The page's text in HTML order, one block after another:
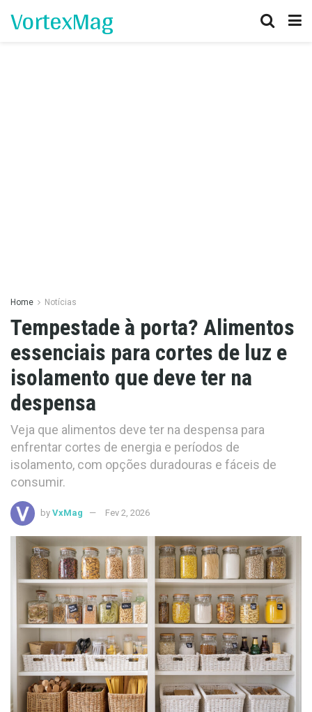
VortexMag
Home Notícias
Tempestade à porta? Alimentos
essenciais para cortes de luz e
isolamento que deve ter na
despensa
Veja que alimentos deve ter na despensa para
enfrentar cortes de energia e períodos de
isolamento, com opções duradouras e fáceis de
consumir.
by VxMag Fev 2, 2026